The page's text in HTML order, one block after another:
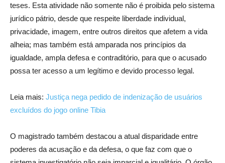
teses. Esta atividade não somente não é proibida pelo sistema
jurídico pátrio, desde que respeite liberdade individual,
privacidade, imagem, entre outros direitos que afetem a vida
alheia; mas também está amparada nos princípios da
igualdade, ampla defesa e contraditório, para que o acusado
possa ter acesso a um legítimo e devido processo legal.
Leia mais: Justiça nega pedido de indenização de usuários
excluídos do jogo online Tibia
O magistrado também destacou a atual disparidade entre
poderes da acusação e da defesa, o que faz com que o